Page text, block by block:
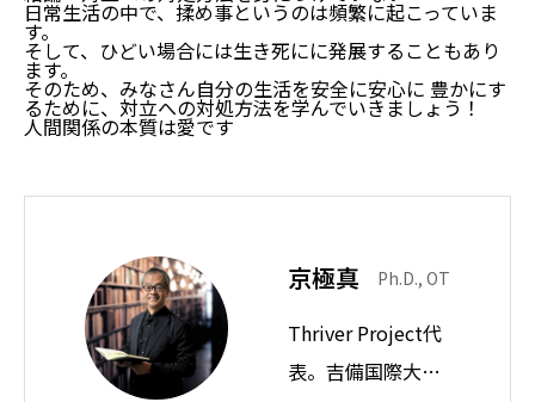
日常生活の中で、揉め事というのは頻繁に起こっていま
す。
そして、ひどい場合には生き死にに発展することもあり
ます。
そのため、みなさん自分の生活を安全に安心に 豊かにす
るために、対立への対処方法を学んでいきましょう！
人間関係の本質は愛です
京極真 Ph.D., OT
Thriver Project代
表。吉備国際大学
日常生活の盲点
対立への対処方法について教育を受けない問題
まとめ：日常生活の盲点